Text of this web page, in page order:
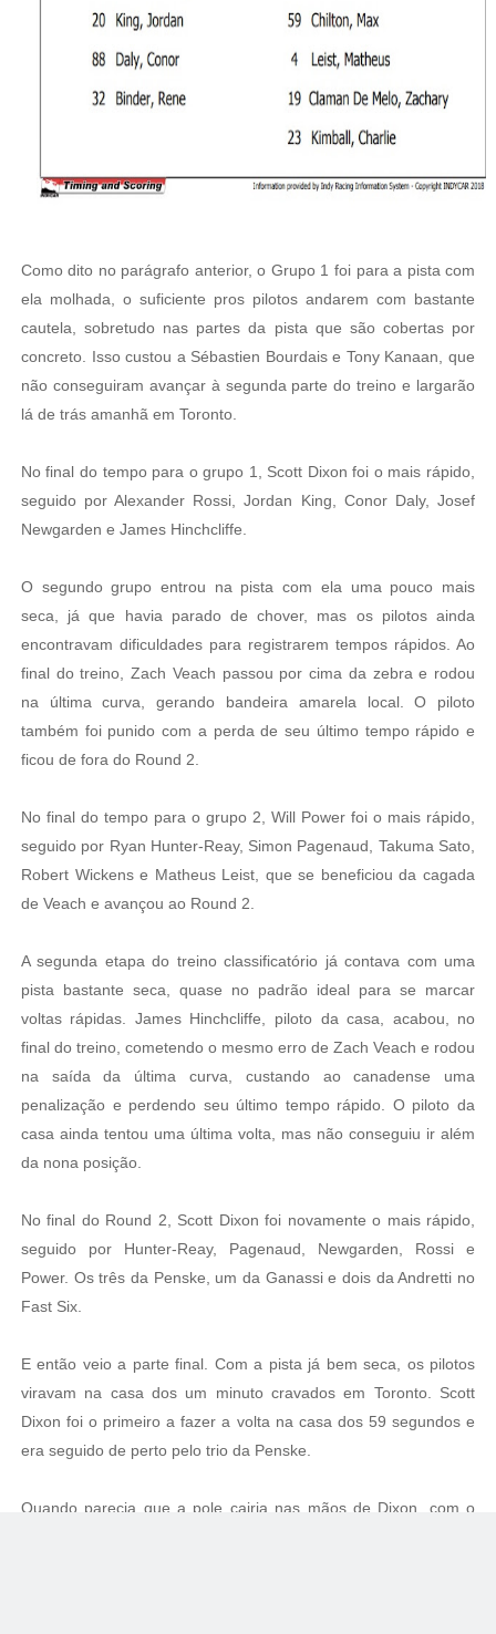
Como dito no parágrafo anterior, o Grupo 1 foi para a pista com
ela molhada, o suficiente pros pilotos andarem com bastante
cautela, sobretudo nas partes da pista que são cobertas por
concreto. Isso custou a Sébastien Bourdais e Tony Kanaan, que
não conseguiram avançar à segunda parte do treino e largarão
lá de trás amanhã em Toronto.
No final do tempo para o grupo 1, Scott Dixon foi o mais rápido,
seguido por Alexander Rossi, Jordan King, Conor Daly, Josef
Newgarden e James Hinchcliffe.
O segundo grupo entrou na pista com ela uma pouco mais
seca, já que havia parado de chover, mas os pilotos ainda
encontravam dificuldades para registrarem tempos rápidos. Ao
final do treino, Zach Veach passou por cima da zebra e rodou
na última curva, gerando bandeira amarela local. O piloto
também foi punido com a perda de seu último tempo rápido e
ficou de fora do Round 2.
No final do tempo para o grupo 2, Will Power foi o mais rápido,
seguido por Ryan Hunter-Reay, Simon Pagenaud, Takuma Sato,
Robert Wickens e Matheus Leist, que se beneficiou da cagada
de Veach e avançou ao Round 2.
A segunda etapa do treino classificatório já contava com uma
pista bastante seca, quase no padrão ideal para se marcar
voltas rápidas. James Hinchcliffe, piloto da casa, acabou, no
final do treino, cometendo o mesmo erro de Zach Veach e rodou
na saída da última curva, custando ao canadense uma
penalização e perdendo seu último tempo rápido. O piloto da
casa ainda tentou uma última volta, mas não conseguiu ir além
da nona posição.
No final do Round 2, Scott Dixon foi novamente o mais rápido,
seguido por Hunter-Reay, Pagenaud, Newgarden, Rossi e
Power. Os três da Penske, um da Ganassi e dois da Andretti no
Fast Six.
E então veio a parte final. Com a pista já bem seca, os pilotos
viravam na casa dos um minuto cravados em Toronto. Scott
Dixon foi o primeiro a fazer a volta na casa dos 59 segundos e
era seguido de perto pelo trio da Penske.
Quando parecia que a pole cairia nas mãos de Dixon, com o